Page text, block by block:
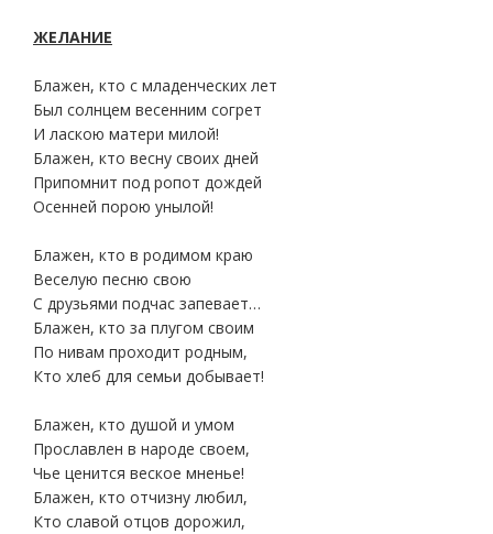
ЖЕЛАНИЕ
Блажен, кто с младенческих лет
Был солнцем весенним согрет
И ласкою матери милой!
Блажен, кто весну своих дней
Припомнит под ропот дождей
Осенней порою унылой!
Блажен, кто в родимом краю
Веселую песню свою
С друзьями подчас запевает…
Блажен, кто за плугом своим
По нивам проходит родным,
Кто хлеб для семьи добывает!
Блажен, кто душой и умом
Прославлен в народе своем,
Чье ценится веское мненье!
Блажен, кто отчизну любил,
Кто славой отцов дорожил,